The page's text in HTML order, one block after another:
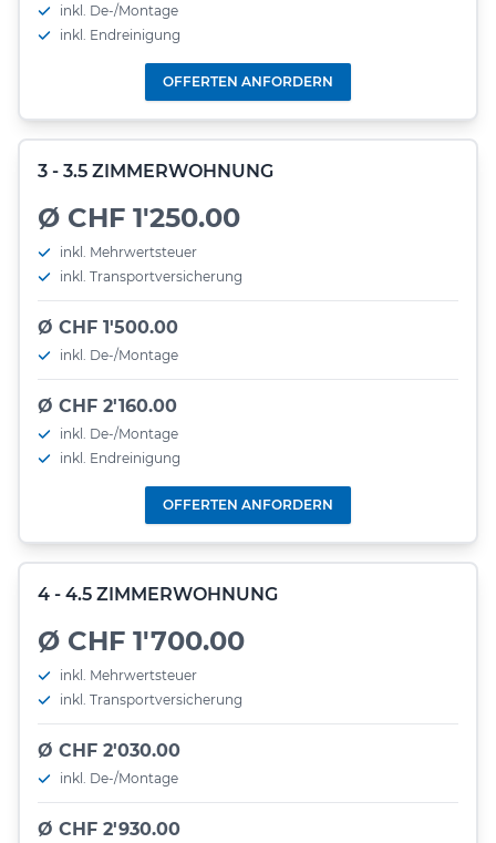
inkl. De-/Montage
inkl. Endreinigung
OFFERTEN ANFORDERN
3 - 3.5 ZIMMERWOHNUNG
Ø CHF 1'250.00
inkl. Mehrwertsteuer
inkl. Transportversicherung
Ø CHF 1'500.00
inkl. De-/Montage
Ø CHF 2'160.00
inkl. De-/Montage
inkl. Endreinigung
OFFERTEN ANFORDERN
4 - 4.5 ZIMMERWOHNUNG
Ø CHF 1'700.00
inkl. Mehrwertsteuer
inkl. Transportversicherung
Ø CHF 2'030.00
inkl. De-/Montage
Ø CHF 2'930.00